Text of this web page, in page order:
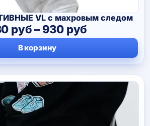
VL с махровым следом
руб–930 руб
цен:
330 руб
–
930 руб
В корзину